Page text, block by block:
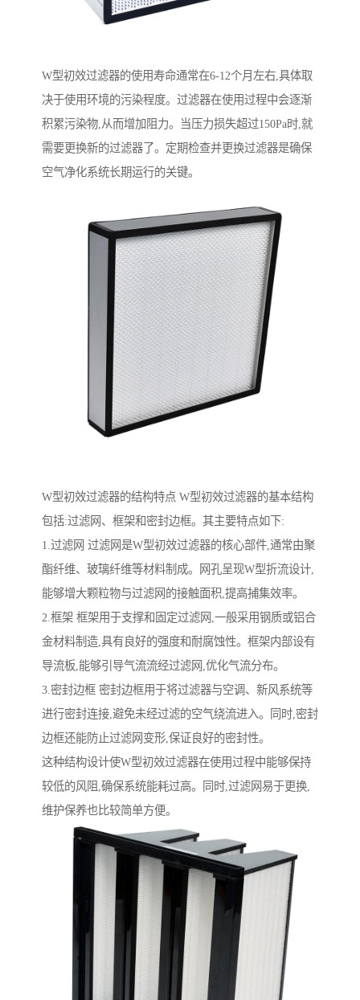
W型初效过滤器的使用寿命通常在6-12个月左右,具体取
决于使用环境的污染程度。过滤器在使用过程中会逐渐
积累污染物,从而增加阻力。当压力损失超过150Pa时,就
需要更换新的过滤器了。定期检查并更换过滤器是确保
空气净化系统长期运行的关键。
W型初效过滤器的结构特点 W型初效过滤器的基本结构
包括:过滤网、框架和密封边框。其主要特点如下:
1.过滤网 过滤网是W型初效过滤器的核心部件,通常由聚
酯纤维、玻璃纤维等材料制成。网孔呈现W型折流设计,
能够增大颗粒物与过滤网的接触面积,提高捕集效率。
2.框架 框架用于支撑和固定过滤网,一般采用钢质或铝合
金材料制造,具有良好的强度和耐腐蚀性。框架内部设有
导流板,能够引导气流流经过滤网,优化气流分布。
3.密封边框 密封边框用于将过滤器与空调、新风系统等
进行密封连接,避免未经过滤的空气绕流进入。同时,密封
边框还能防止过滤网变形,保证良好的密封性。
这种结构设计使W型初效过滤器在使用过程中能够保持
较低的风阻,确保系统能耗过高。同时,过滤网易于更换,
维护保养也比较简单方便。